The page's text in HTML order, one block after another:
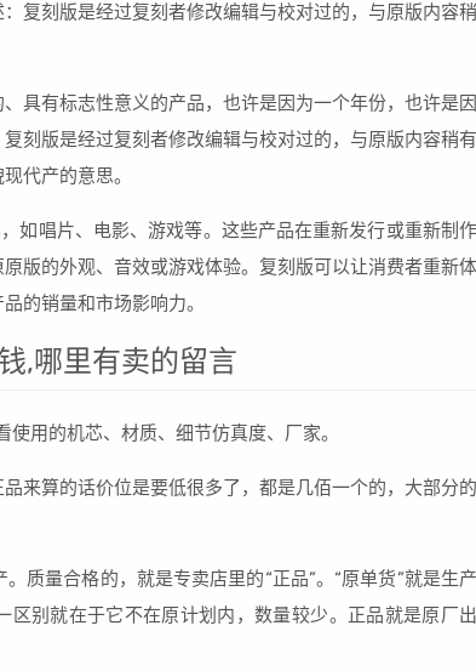
复刻版是经过复刻者修改编辑与校对过的，与原版内容稍
具有标志性意义的产品，也许是因为一个年份，也许是因
刻版是经过复刻者修改编辑与校对过的，与原版内容稍有
代产的意思。
如唱片、电影、游戏等。这些产品在重新发行或重新制作
版的外观、音效或游戏体验。复刻版可以让消费者重新体
的销量和市场影响力。
,哪里有卖的留言
用的机芯、材质、细节仿真度、厂家。
来算的话价位是要低很多了，都是几佰一个的，大部分的
质量合格的，就是专卖店里的“正品”。“原单货”就是生产
区别就在于它不在原计划内，数量较少。正品就是原厂出